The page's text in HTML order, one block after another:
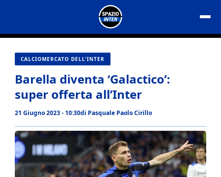
contenuto
CALCIOMERCATO DELL'INTER
Barella diventa ‘Galactico’:
super offerta all’Inter
21 Giugno 2023 - 10:30di Pasquale Paolo Cirillo